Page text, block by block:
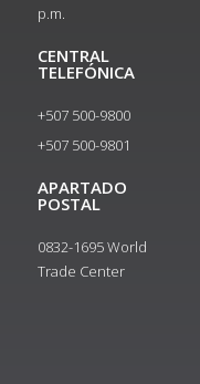
p.m.
CENTRAL
TELEFÓNICA
+507 500-9800
+507 500-9801​
APARTADO
POSTAL
0832-1695 World
Trade Center